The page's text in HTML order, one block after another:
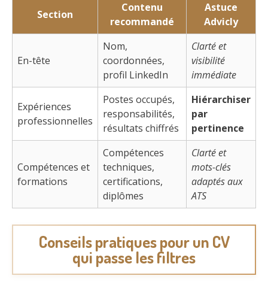
Section
Contenu
recommandé
Astuce
Advicly
En-tête
Nom,
coordonnées,
profil LinkedIn
Clarté et
visibilité
immédiate
Expériences
professionnelles
Postes occupés,
responsabilités,
résultats chiffrés
Hiérarchiser
par
pertinence
Compétences et
formations
Compétences
techniques,
certifications,
diplômes
Clarté et
mots-clés
adaptés aux
ATS
Conseils pratiques pour un CV
qui passe les filtres